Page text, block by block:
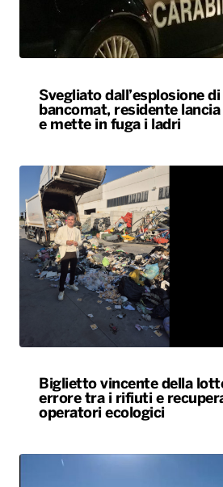
Svegliato dall’esplosione
bancomat, residente
e mette in fuga i ladri
Biglietto vincente della
errore tra i rifiuti e
operatori ecologici